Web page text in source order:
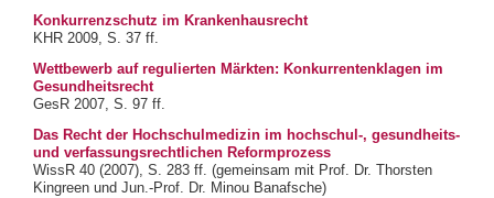
Konkurrenzschutz im Krankenhausrecht
KHR 2009, S. 37 ff.
Wettbewerb auf regulierten Märkten: Konkurrentenklagen im
Gesundheitsrecht
GesR 2007, S. 97 ff.
Das Recht der Hochschulmedizin im hochschul-, gesundheits-
und verfassungsrechtlichen Reformprozess
WissR 40 (2007), S. 283 ff. (gemeinsam mit Prof. Dr. Thorsten
Kingreen und Jun.-Prof. Dr. Minou Banafsche)